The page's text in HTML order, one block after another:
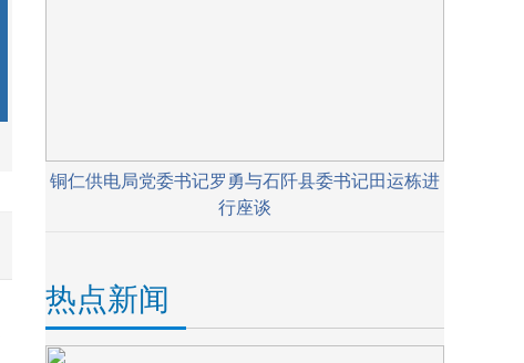
铜仁供电局党委书记罗勇与石阡县委书记田运栋进
行座谈
热点新闻